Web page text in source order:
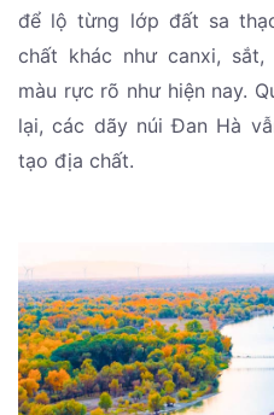
để lộ từng lớp đất sa
chất khác như canxi,
màu rực rõ như hiện nay.
lại, các dãy núi Đan Hà
tạo địa chất.